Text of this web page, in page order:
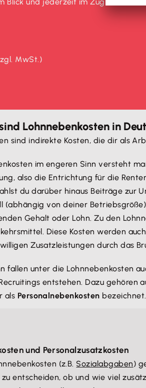
MwSt.)
Lohnnebenkosten in
sind indirekte Kosten, die dir als
im engeren Sinn versteht
also die Entrichtung für die
du darüber hinaus Beiträge zur
(abhängig von deiner
Gehalt oder Lohn. Zu den
Diese Kosten werden auch
Zusatzleistungen durch das
fallen unter die Lohnnebenkosten
entstehen. Dazu
als Personalnebenkosten bezeichnet.
und Personalzusatzkosten
(z.B. Sozialabgaben)
entscheiden, ob und wie viel